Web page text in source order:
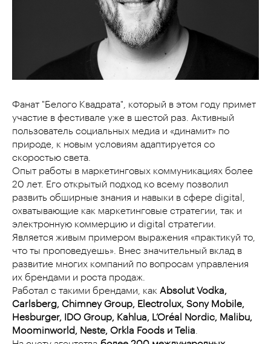
Фанат "Белого Квадрата", который в этом году примет
участие в фестивале уже в шестой раз. Активный
пользователь социальных медиа и «динамит» по
природе, к новым условиям адаптируется со
скоростью света.
Опыт работы в маркетинговых коммуникациях более
20 лет. Его открытый подход ко всему позволил
развить обширные знания и навыки в сфере digital,
охватывающие как маркетинговые стратегии, так и
электронную коммерцию и digital стратегии.
Является живым примером выражения «практикуй то,
что ты проповедуешь». Внес значительный вклад в
развитие многих компаний по вопросам управления
их брендами и роста продаж.
Работал с такими брендами, как Absolut Vodka,
Carlsberg, Chimney Group, Electrolux, Sony Mobile,
Hesburger, IDO Group, Kahlua, L’Oréal Nordic, Malibu,
Moominworld, Neste, Orkla Foods и Telia